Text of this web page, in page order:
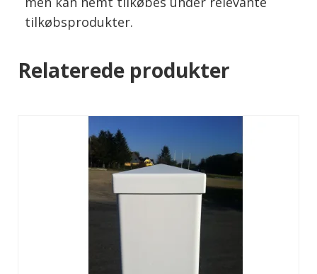
tilkøbsprodukter.
Relaterede produkter